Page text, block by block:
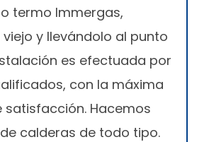
termo Immergas,
y llevándolo al punto
es efectuada por
con la máxima
Hacemos
calderas de todo tipo.